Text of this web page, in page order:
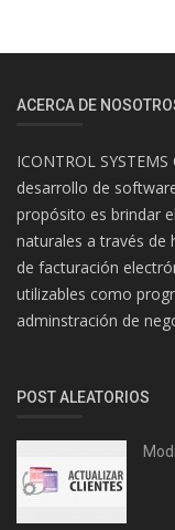
ACERCA DE
ICONTROL
desarrollo de
propósito es brindar
naturales a través de
de facturación
utilizables como
adminstración de
POST ALEATORIOS